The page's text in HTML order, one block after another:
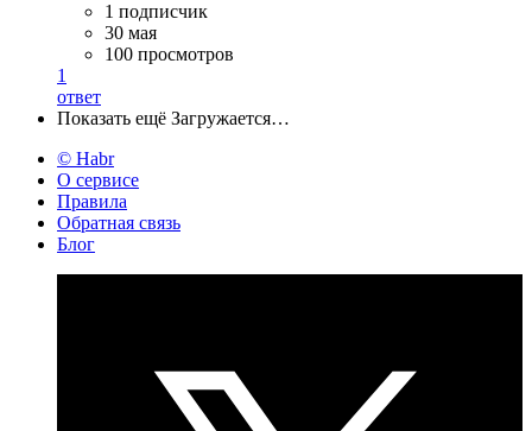
1 подписчик
30 мая
100 просмотров
1
ответ
Показать ещё Загружается…
© Habr
О сервисе
Правила
Обратная связь
Блог